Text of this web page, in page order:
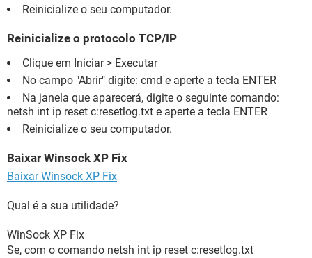
Reinicialize o seu computador.
Reinicialize o protocolo TCP/IP
Clique em Iniciar > Executar
No campo "Abrir" digite: cmd e aperte a tecla ENTER
Na janela que aparecerá, digite o seguinte comando:
netsh int ip reset c:resetlog.txt e aperte a tecla ENTER
Reinicialize o seu computador.
Baixar Winsock XP Fix
Baixar Winsock XP Fix
Qual é a sua utilidade?
WinSock XP Fix
Se, com o comando netsh int ip reset c:resetlog.txt